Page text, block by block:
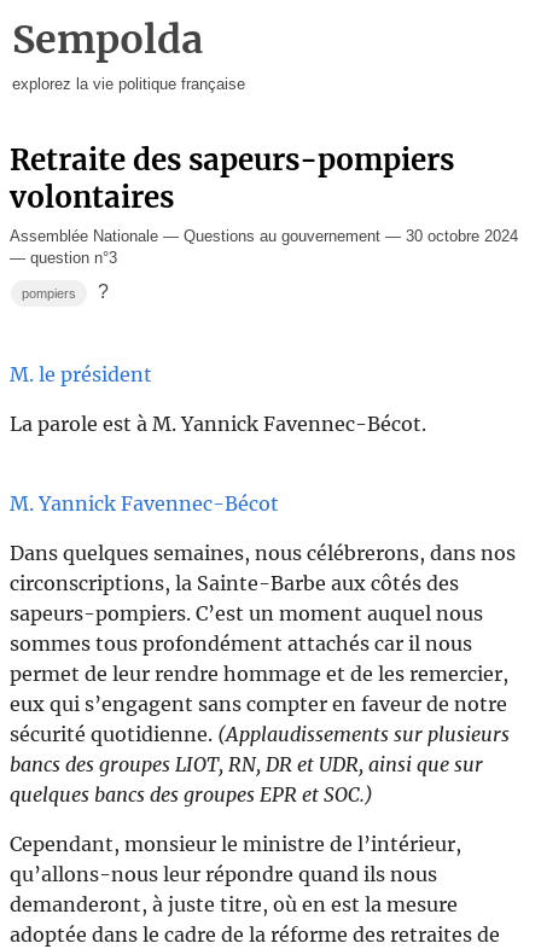
Sempolda
explorez la vie politique française
Retraite des sapeurs-pompiers
volontaires
Assemblée Nationale — Questions au gouvernement — 30 octobre 2024
— question n°3
pompiers ?
M. le président
La parole est à M. Yannick Favennec-Bécot.
M. Yannick Favennec-Bécot
Dans quelques semaines, nous célébrerons, dans nos
circonscriptions, la Sainte-Barbe aux côtés des
sapeurs-pompiers. C’est un moment auquel nous
sommes tous profondément attachés car il nous
permet de leur rendre hommage et de les remercier,
eux qui s’engagent sans compter en faveur de notre
sécurité quotidienne. (Applaudissements sur plusieurs
bancs des groupes LIOT, RN, DR et UDR, ainsi que sur
quelques bancs des groupes EPR et SOC.)
Cependant, monsieur le ministre de l’intérieur,
qu’allons-nous leur répondre quand ils nous
demanderont, à juste titre, où en est la mesure
adoptée dans le cadre de la réforme des retraites de